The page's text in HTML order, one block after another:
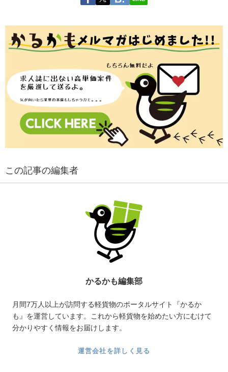
この記事の編集者
かるかも編集部
月間7万人以上が訪問する軽貨物のポータルサイト『かるか
も』を運営しています。これから軽貨物を始めたい方にむけて
分かりやすく情報をお届けします。
運営会社を詳しく見る